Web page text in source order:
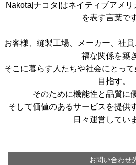
Nakota[ナコタ]はネイティブアメリ
を表す言葉で
お客様、縫製工場、メーカー、社
福な関係を築
そこに暮らす人たちや社会にとっ
目指す。
そのために機能性と品質に
そして価値のあるサービスを提供
日々運営してい
お問い合わせ